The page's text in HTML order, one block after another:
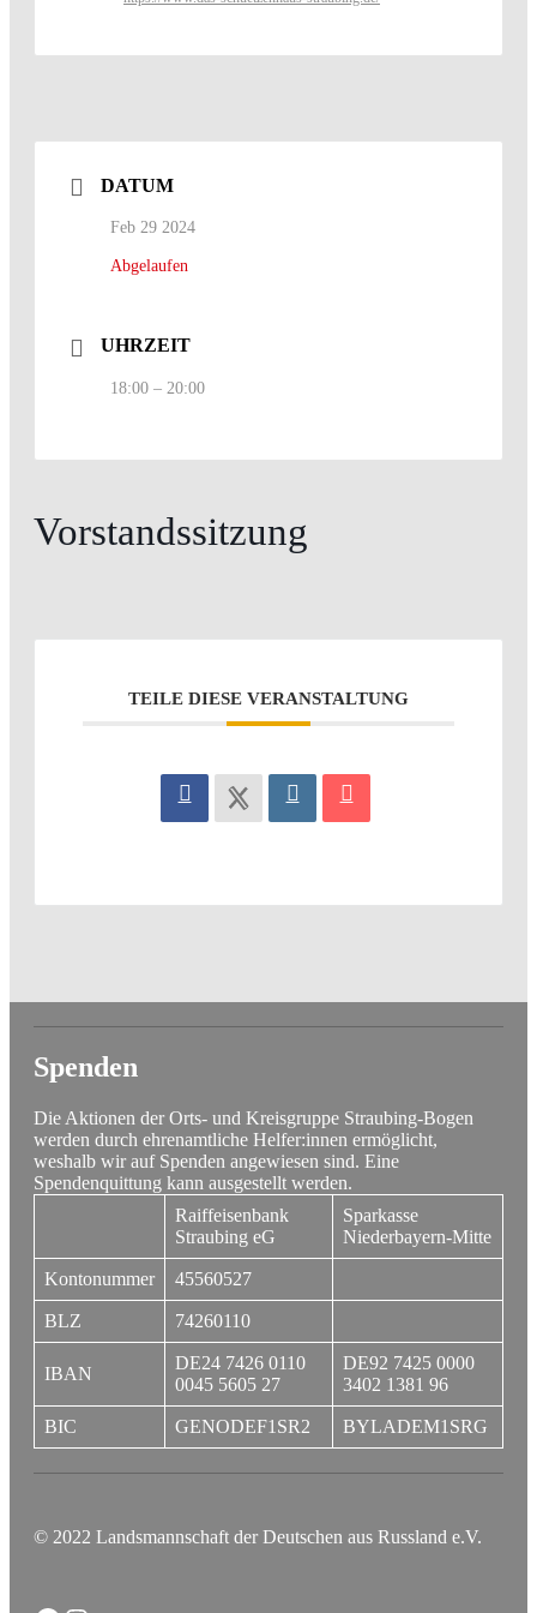
DATUM
Feb 29 2024
Abgelaufen
UHRZEIT
18:00 – 20:00
Vorstandssitzung
TEILE DIESE VERANSTALTUNG
Spenden
Die Aktionen der Orts- und Kreisgruppe Straubing-Bogen
werden durch ehrenamtliche Helfer:innen ermöglicht,
weshalb wir auf Spenden angewiesen sind. Eine
Spendenquittung kann ausgestellt werden.
Raiffeisenbank
Straubing eG
Sparkasse
Niederbayern-Mitte
Kontonummer 45560527
BLZ 74260110
IBAN
DE24 7426 0110
0045 5605 27
DE92 7425 0000
3402 1381 96
BIC GENODEF1SR2 BYLADEM1SRG
© 2022 Landsmannschaft der Deutschen aus Russland e.V.